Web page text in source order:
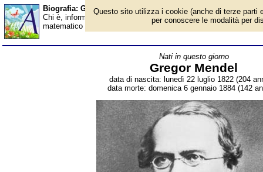
Biografia: Gregor Mendel - Almanacco
Chi è, informazioni, foto, qual è la data di nascita, dove è nato,
matematico ceco, considerato il padre della genetica. Breve
Nati in questo giorno
Gregor Mendel
data di nascita: lunedì 22 luglio 1822 (204
data morte: domenica 6 gennaio 1884 (142
Questo sito utilizza i cookie (anche di terze parti
per conoscere le modalità per